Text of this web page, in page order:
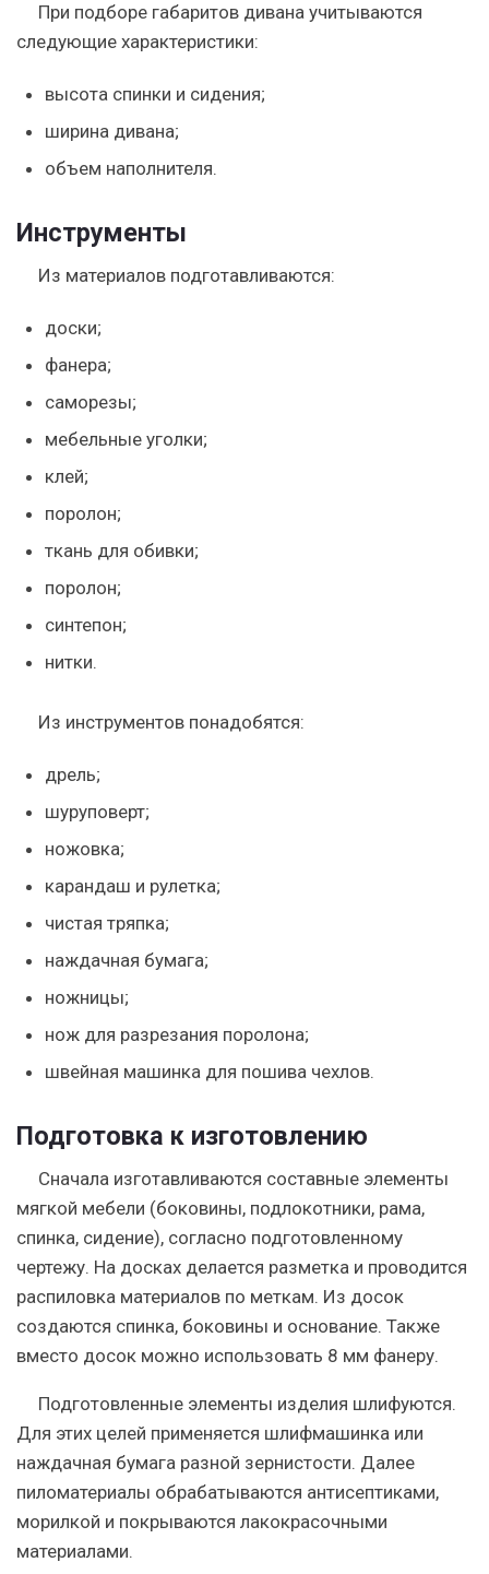
При подборе габаритов дивана учитываются
следующие характеристики:
высота спинки и сидения;
ширина дивана;
объем наполнителя.
Инструменты
Из материалов подготавливаются:
доски;
фанера;
саморезы;
мебельные уголки;
клей;
поролон;
ткань для обивки;
поролон;
синтепон;
нитки.
Из инструментов понадобятся:
дрель;
шуруповерт;
ножовка;
карандаш и рулетка;
чистая тряпка;
наждачная бумага;
ножницы;
нож для разрезания поролона;
швейная машинка для пошива чехлов.
Подготовка к изготовлению
Сначала изготавливаются составные элементы
мягкой мебели (боковины, подлокотники, рама,
спинка, сидение), согласно подготовленному
чертежу. На досках делается разметка и проводится
распиловка материалов по меткам. Из досок
создаются спинка, боковины и основание. Также
вместо досок можно использовать 8 мм фанеру.
Подготовленные элементы изделия шлифуются.
Для этих целей применяется шлифмашинка или
наждачная бумага разной зернистости. Далее
пиломатериалы обрабатываются антисептиками,
морилкой и покрываются лакокрасочными
материалами.